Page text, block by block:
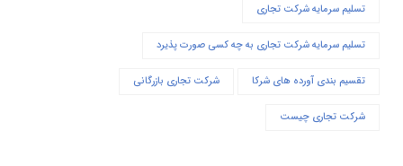
تسلیم سرمایه شرکت تجاری
تسلیم سرمایه شرکت تجاری به چه کسی صورت پذیرد
تقسیم بندی آورده های شرکا شرکت تجاری بازرگانی
شرکت تجاری چیست